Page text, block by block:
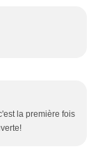
la première fois